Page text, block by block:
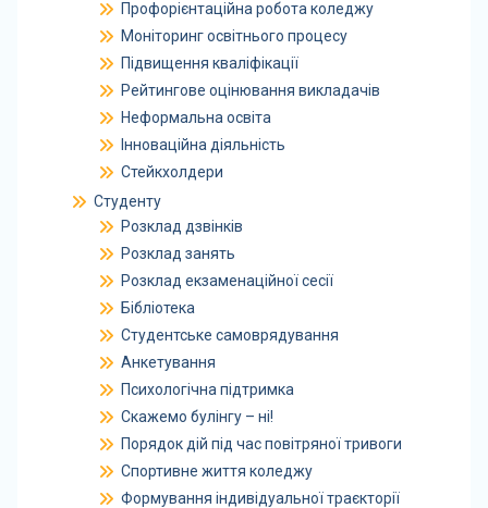
Профорієнтаційна робота коледжу
Моніторинг освітнього процесу
Підвищення кваліфікації
Рейтингове оцінювання викладачів
Неформальна освіта
Інноваційна діяльність
Стейкхолдери
Студенту
Розклад дзвінків
Розклад занять
Розклад екзаменаційної сесії
Бібліотека
Студентське самоврядування
Анкетування
Психологічна підтримка
Скажемо булінгу – ні!
Порядок дій під час повітряної тривоги
Спортивне життя коледжу
Формування індивідуальної траєкторії